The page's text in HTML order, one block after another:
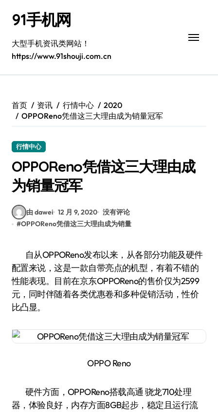
91手机网
大型手机资讯类网站！
https://www.91shouji.com.cn
首页 资讯 行情中心
2020
OPPOReno凭借这三大理由成为销量冠军
行情中心
OPPOReno凭借这三大理由成
为销量冠军
由 dawei 12 月 9, 2020 没有评论
#OPPOReno凭借这三大理由成为销量
自从OPPOReno发布以来，从各部分功能及硬件
配置来说，这是一款自带亮点的机型，有着不错的
性能表现。目前在京东OPPOReno的售价仅为2599
元，同时伴随着各类优惠卷和多种促销活动，性价
比凸显。
OPPO Reno
硬件方面，OPPOReno搭载高通 骁龙710处理
器，体验良好，内存方面8GB起步，稳定且运行流